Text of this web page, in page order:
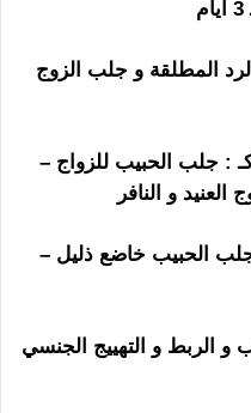
المطلقة و جلب الزوج
: جلب الحبيب للزواج –
و النافر
الحبيب خاضع ذليل –
و الربط و التهييج الجنسي